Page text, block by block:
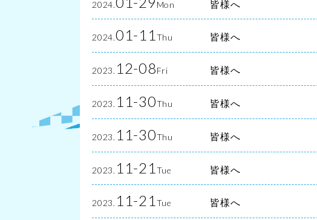
2024. Mon 皆様へ
2024.01-11 Thu 皆様へ
2023. 12-08Fri 皆様へ
2023. 11-30Thu 皆様へ
2023. 11-30Thu 皆様へ
2023. 11-21 Tue 皆様へ
2023. 11-21 Tue 皆様へ